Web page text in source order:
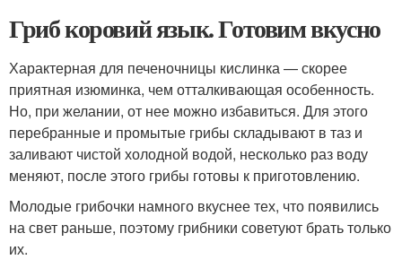
Гриб коровий язык. Готовим вкусно
Характерная для печеночницы кислинка — скорее
приятная изюминка, чем отталкивающая особенность.
Но, при желании, от нее можно избавиться. Для этого
перебранные и промытые грибы складывают в таз и
заливают чистой холодной водой, несколько раз воду
меняют, после этого грибы готовы к приготовлению.
Молодые грибочки намного вкуснее тех, что появились
на свет раньше, поэтому грибники советуют брать только
их.